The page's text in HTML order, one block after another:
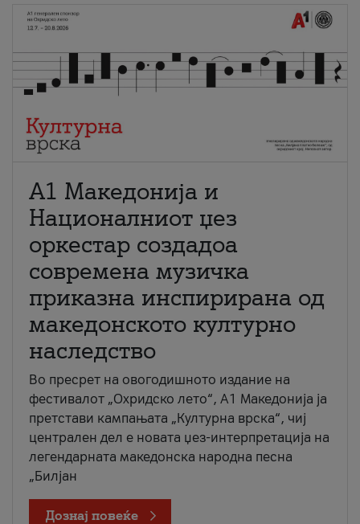
А1 Македонија и
Националниот џез
оркестар создадоа
современа музичка
приказна инспирирана од
македонското културно
наследство
Во пресрет на овогодишното издание на
фестивалот „Охридско лето“, А1 Македонија ја
претстави кампањата „Културна врска“, чиј
централен дел е новата џез-интерпретација на
легендарната македонска народна песна
„Билјан
Дознај повеќе